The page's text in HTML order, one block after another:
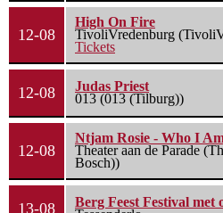
12-08
High On Fire
TivoliVredenburg
Tickets
12-08
Judas Priest
013 (013 (Tilburg))
12-08
Ntjam Rosie - Who I
Theater aan de Parade
Bosch))
13-08
Berg Feest Festival met